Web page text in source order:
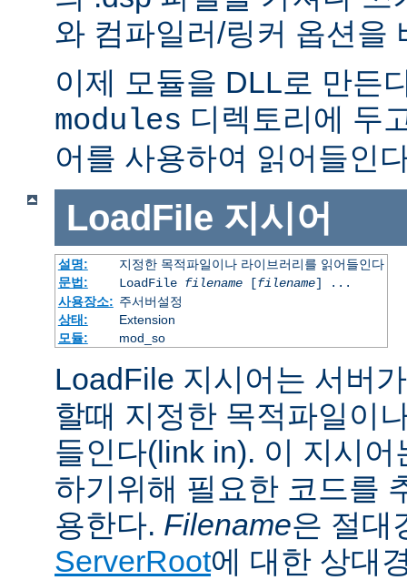
와 컴파일러/링커 옵션을
이제 모듈을 DLL로 만든
modules 디렉토리에 두
어를 사용하여 읽어들인
LoadFile 지시어
설명:
지정한 목적파일이나 라이브러리를 읽어들인다
문법:
LoadFile filename[filename] ...
사용장소: 주서버설정
상태:
Extension
모듈:
mod_so
LoadFile 지시어는 서버
할때 지정한 목적파일이
들인다(link in). 이 지시
하기위해 필요한 코드를
용한다. Filename은 절대
ServerRoot에 대한 상대